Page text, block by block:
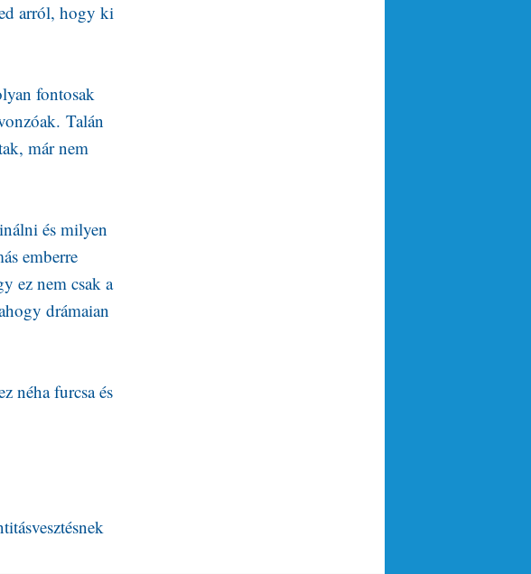
arról, hogy ki
fontosak
Talán
már nem
és milyen
emberre
ez nem csak a
drámaian
néha furcsa és